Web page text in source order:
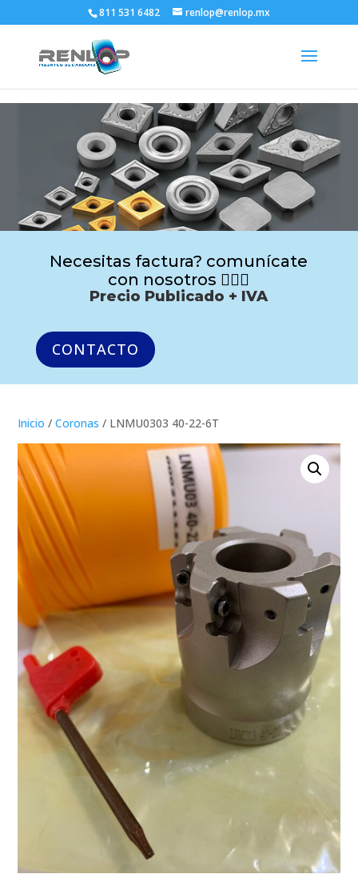
811 531 6482 renlop@renlop.mx
Necesitas factura? comunícate
con nosotros 🙋🏻‍♂️
Precio Publicado + IVA
CONTACTO
Inicio /Coronas / LNMU0303 40-22-6T